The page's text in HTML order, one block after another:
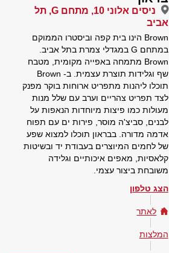
ניסים אלוני 10, מתחם G, תל
אביב
Brown הינו בית קפה וביסטרו הממוקם
במתחם G במגדלי צמרת בתל אביב.
Brown מתמחה באפייה מקומית, מטבח
שף וגלידות תוצרת עצמית. ב- Brown
תוכלו ליהנות מתפריט ארוחות בוקר מפנק
לצד תפריט צהריים וערב עם שלל מנות
מעולות כמו פיצות מיוחדות הנאפות על
לבנים, סביצ'ה מוסר, פירות ים עם תפוח
אדמה מדורה. בבראון תוכלו למצוא שפע
של לחמים המיוצרים בעבודת יד ובשיטות
קלאסיות, מאפים איכותיים וגלידה
משובחת ביצור עצמי.
הצג טלפון
לאתר
המלצות